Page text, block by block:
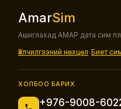
AmarSim
Ашиглахад АМАР дата сим
Үйлчилгээний нөхцөл Биет
ХОЛБОО БАРИХ
+976-9008-